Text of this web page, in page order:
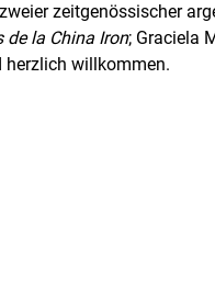
zeitgenössischer
de la China Iron; Graciela
herzlich willkommen.
Link, öffnet neues
(externer Link, öffnet